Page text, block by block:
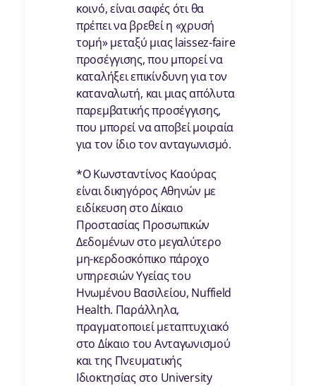
κοινό, είναι σαφές ότι θα
πρέπει να βρεθεί η «χρυσή
τομή» μεταξύ μιας laissez-faire
προσέγγισης, που μπορεί να
καταλήξει επικίνδυνη για τον
καταναλωτή, και μιας απόλυτα
παρεμβατικής προσέγγισης,
που μπορεί να αποβεί μοιραία
για τον ίδιο τον ανταγωνισμό.
*Ο Κωνσταντίνος Καούρας
είναι δικηγόρος Αθηνών με
ειδίκευση στο Δίκαιο
Προστασίας Προσωπικών
Δεδομένων στο μεγαλύτερο
μη-κερδοσκόπικο πάροχο
υπηρεσιών Υγείας του
Ηνωμένου Βασιλείου, Nuffield
Health. Παράλληλα,
πραγματοποιεί μεταπτυχιακό
στο Δίκαιο του Ανταγωνισμού
και της Πνευματικής
Ιδιοκτησίας στο University